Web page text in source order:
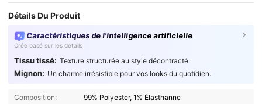
Détails Du Produit
Caractéristiques de l'intelligence artificielle
Créé basé sur les détails
Tissu tissé: Texture structurée au style décontracté.
Mignon: Un charme irrésistible pour vos looks du quotidien.
Composition: 99% Polyester, 1% Élasthanne